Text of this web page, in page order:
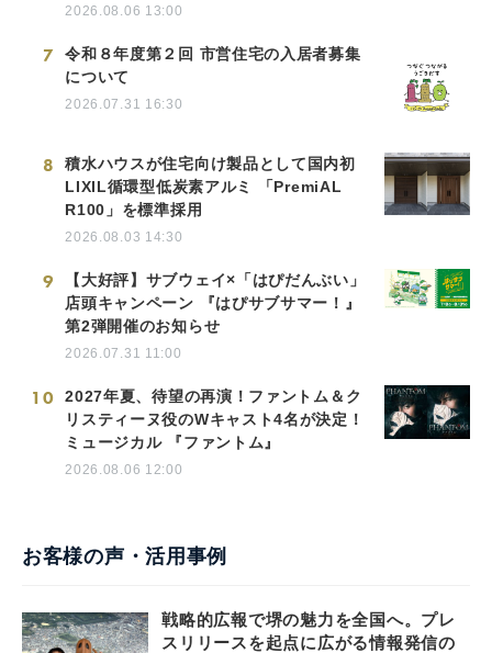
2026.08.06 13:00
7
令和８年度第２回 市営住宅の入居者募集
について
2026.07.31 16:30
8
積水ハウスが住宅向け製品として国内初
LIXIL循環型低炭素アルミ 「PremiAL
R100」を標準採用
2026.08.03 14:30
9
【大好評】サブウェイ×「はぴだんぶい」
店頭キャンペーン 『はぴサブサマー！』
第2弾開催のお知らせ
2026.07.31 11:00
10
2027年夏、待望の再演！ファントム＆ク
リスティーヌ役のWキャスト4名が決定！
ミュージカル 『ファントム』
2026.08.06 12:00
お客様の声・活用事例
戦略的広報で堺の魅力を全国へ。プレ
スリリースを起点に広がる情報発信の